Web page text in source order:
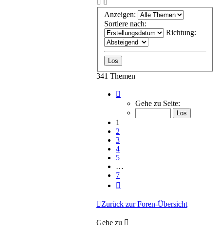
Anzeigen:
Sortiere nach:
Richtung:
341 Themen
von
Gehe zu Seite:
1
2
3
4
5
…
7
Zurück zur Foren-Übersicht
Gehe zu